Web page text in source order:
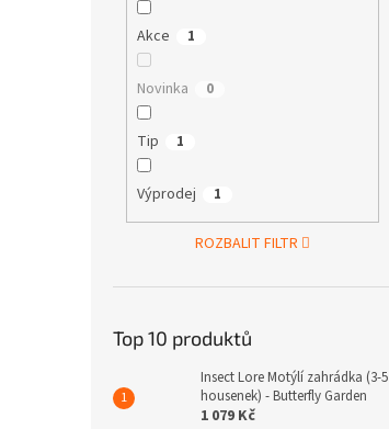
Akce 1
Novinka 0
Tip 1
Výprodej 1
ROZBALIT FILTR
Top 10 produktů
Insect Lore Motýlí zahrádka (3-5
housenek) - Butterfly Garden
1 079 Kč